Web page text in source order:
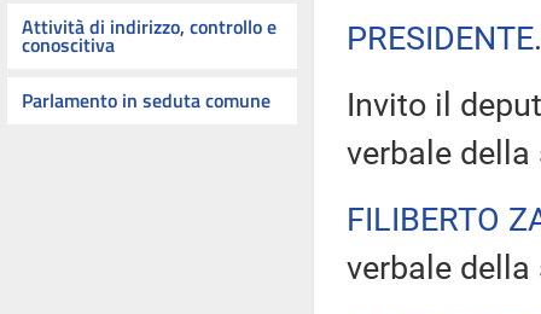
Attività di indirizzo, controllo e
conoscitiva
Parlamento in seduta comune
PRESIDENTE
Invito il
verbale della
FILIBERTO
verbale